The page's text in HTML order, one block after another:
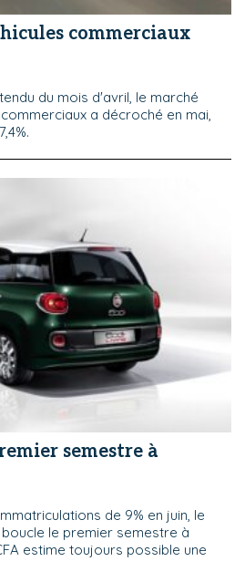
commerciaux
du mois d'avril, le marché
a décroché en mai,
semestre à
de 9% en juin, le
le premier semestre à
estime toujours possible une